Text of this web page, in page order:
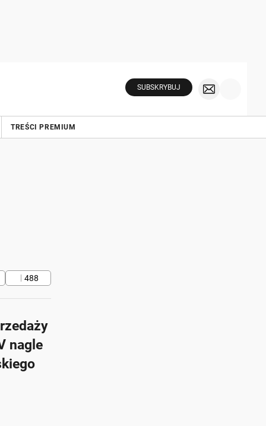
SUBSKRYBUJ
TREŚCI PREMIUM
488
nagle